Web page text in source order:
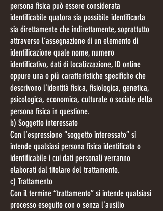
persona fisica può essere considerata
identificabile qualora sia possibile identificarla
sia direttamente che indirettamente, soprattutto
attraverso l’assegnazione di un elemento di
identificazione quale nome, numero
identificativo, dati di localizzazione, ID online
oppure una o più caratteristiche specifiche che
descrivono l’identità fisica, fisiologica, genetica,
psicologica, economica, culturale o sociale della
persona fisica in questione.
b) Soggetto interessato
Con l’espressione “soggetto interessato” si
intende qualsiasi persona fisica identificata o
identificabile i cui dati personali verranno
elaborati dal titolare del trattamento.
c) Trattamento
Con il termine “trattamento” si intende qualsiasi
processo eseguito con o senza l’ausilio